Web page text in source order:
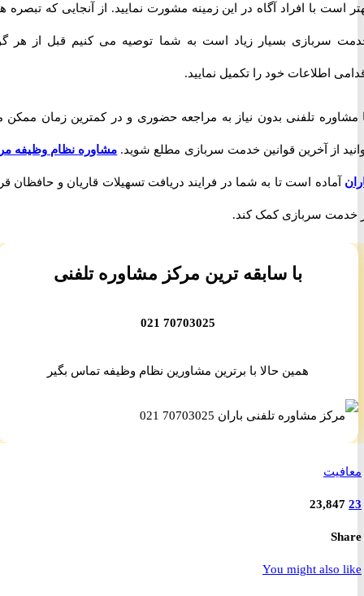
با افراد آگاه در این زمینه مشورت نمایید. از آنجایی که تبصره های
سربازی بسیار زیاد است به شما توصیه می کنیم قبل از هر گونه
اطلاعات خود را تکمیل نمایید.
تلفنی بدون نیاز به مراجعه حضوری و در کمترین زمان ممکن می
از آخرین قوانین خدمت سربازی مطلع شوید.مشاوره نظام وظیفه مرکز
است تا به شما در فرایند دریافت تسهیلات قاریان و حافظان قرآن
سربازی کمک کند.
با سابقه ترین مرکز مشاوره تلفنی
70703025 021
همین حالا با برترین مشاورین نظام وظیفه تماس بگیر
You might